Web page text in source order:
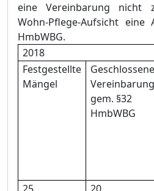
eine Vereinbarung nicht
Wohn-Pflege-Aufsicht eine
HmbWBG.
2018
Festgestellte
Mängel
Geschlossene
gem. §32
HmbWBG